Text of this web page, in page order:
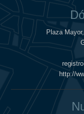
Plaza
http://